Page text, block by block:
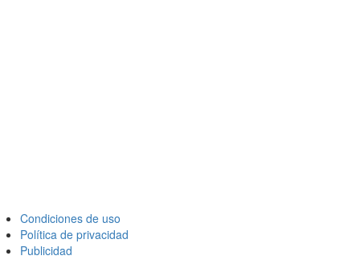
Condiciones de uso
Política de privacidad
Publicidad